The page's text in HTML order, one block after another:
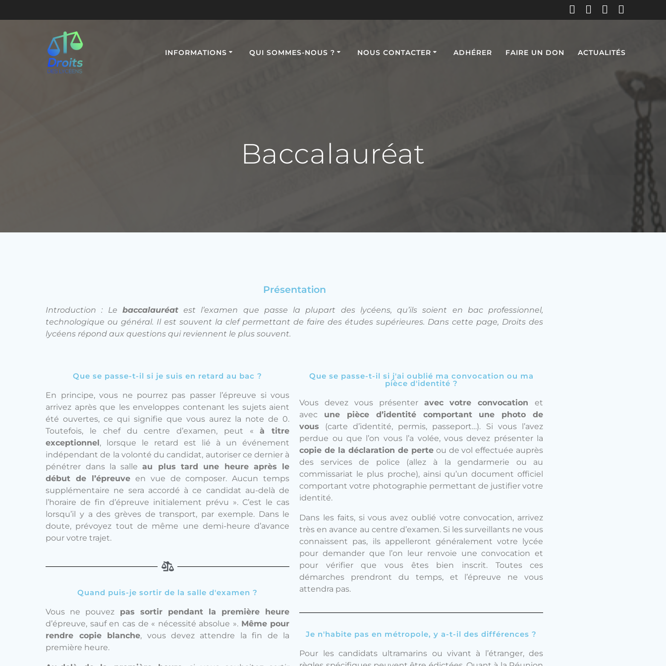
INFORMATIONS QUI SOMMES-NOUS ? NOUS CONTACTER ADHÉRER FAIRE UN DON ACTUALITÉS
Baccalauréat
Présentation
Introduction : Le baccalauréatest l’examen que passe la plupart des lycéens, qu’ils soient en bac professionnel,
technologique ou général. Il est souvent la clef permettant de faire des études supérieures. Dans cette page, Droits des
lycéens répond aux questions qui reviennent le plus souvent.
Que se passe-t-il si je suis en retard au bac ?
En principe, vous ne pourrez pas passer l’épreuve si vous
arrivez après que les enveloppes contenant les sujets aient
été ouvertes, ce qui signifie que vous aurez la note de 0.
Toutefois, le chef du centre d’examen, peut «à titre
exceptionnel, lorsque le retard est lié à un événement
indépendant de la volonté du candidat, autoriser ce dernier à
pénétrer dans la salleau plus tard une heure après le
début de l’épreuveen vue de composer. Aucun temps
supplémentaire ne sera accordé à ce candidat au-delà de
l’horaire de fin d’épreuve initialement prévu ». C’est le cas
lorsqu’il y a des grèves de transport, par exemple. Dans le
doute, prévoyez tout de même une demi-heure d’avance
pour votre trajet.
Quand puis-je sortir de la salle d'examen ?
Vous ne pouvez pas sortir pendant la première heure
d’épreuve, sauf en cas de « nécessité absolue ». Même pour
rendre copie blanche, vous devez attendre la fin de la
première heure.
Que se passe-t-il si j'ai oublié ma convocation ou ma
pièce d'identité ?
Vous devez vous présenter avec votre convocationet
avec une pièce d’identité comportant une photo de
vous (carte d’identité, permis, passeport…). Si vous l’avez
perdue ou que l’on vous l’a volée, vous devez présenter la
copie de la déclaration de perteou de vol effectuée auprès
des services de police (allez à la gendarmerie ou au
commissariat le plus proche), ainsi qu’un document officiel
comportant votre photographie permettant de justifier votre
identité.
Dans les faits, si vous avez oublié votre convocation, arrivez
très en avance au centre d’examen. Si les surveillants ne vous
connaissent pas, ils appelleront généralement votre lycée
pour demander que l’on leur renvoie une convocation et
pour vérifier que vous êtes bien inscrit. Toutes ces
démarches prendront du temps, et l’épreuve ne vous
attendra pas.
Je n'habite pas en métropole, y a-t-il des différences ?
Pour les candidats ultramarins ou vivant à l’étranger, des